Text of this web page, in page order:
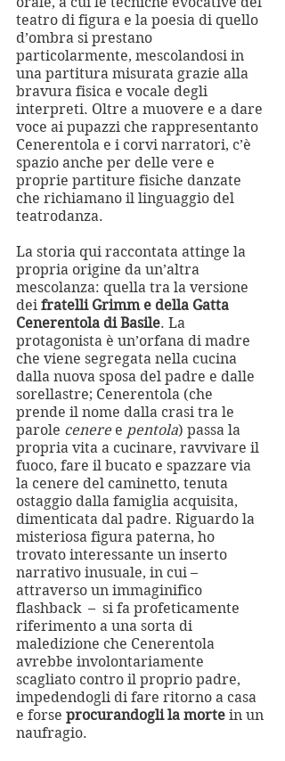
teatro di figura e la poesia di quello
d’ombra si prestano
particolarmente, mescolandosi in
una partitura misurata grazie alla
bravura fisica e vocale degli
interpreti. Oltre a muovere e a dare
voce ai pupazzi che rappresentanto
Cenerentola e i corvi narratori, c’è
spazio anche per delle vere e
proprie partiture fisiche danzate
che richiamano il linguaggio del
teatrodanza.
La storia qui raccontata attinge la
propria origine da un’altra
mescolanza: quella tra la versione
dei fratelli Grimm e della Gatta
Cenerentola di Basile. La
protagonista è un’orfana di madre
che viene segregata nella cucina
dalla nuova sposa del padre e dalle
sorellastre; Cenerentola (che
prende il nome dalla crasi tra le
parole cenere e pentola) passa la
propria vita a cucinare, ravvivare il
fuoco, fare il bucato e spazzare via
la cenere del caminetto, tenuta
ostaggio dalla famiglia acquisita,
dimenticata dal padre. Riguardo la
misteriosa figura paterna, ho
trovato interessante un inserto
narrativo inusuale, in cui –
attraverso un immaginifico
flashback  –  si fa profeticamente
riferimento a una sorta di
maledizione che Cenerentola
avrebbe involontariamente
scagliato contro il proprio padre,
impedendogli di fare ritorno a casa
e forse procurandogli la morte in un
naufragio.